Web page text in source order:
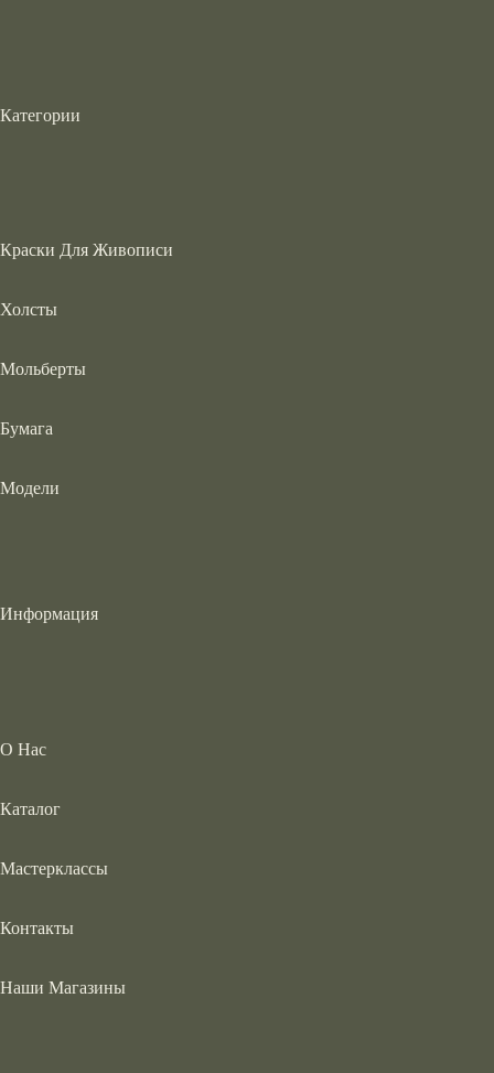
Категории
Краски Для Живописи
Холсты
Мольберты
Бумага
Модели
Информация
О Нас
Каталог
Мастерклассы
Контакты
Наши Магазины